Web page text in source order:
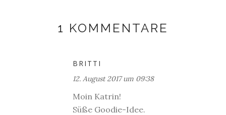
1 KOMMENTARE
BRITTI
12. August 2017 um 09:38
Moin Katrin!
Süße Goodie-Idee.